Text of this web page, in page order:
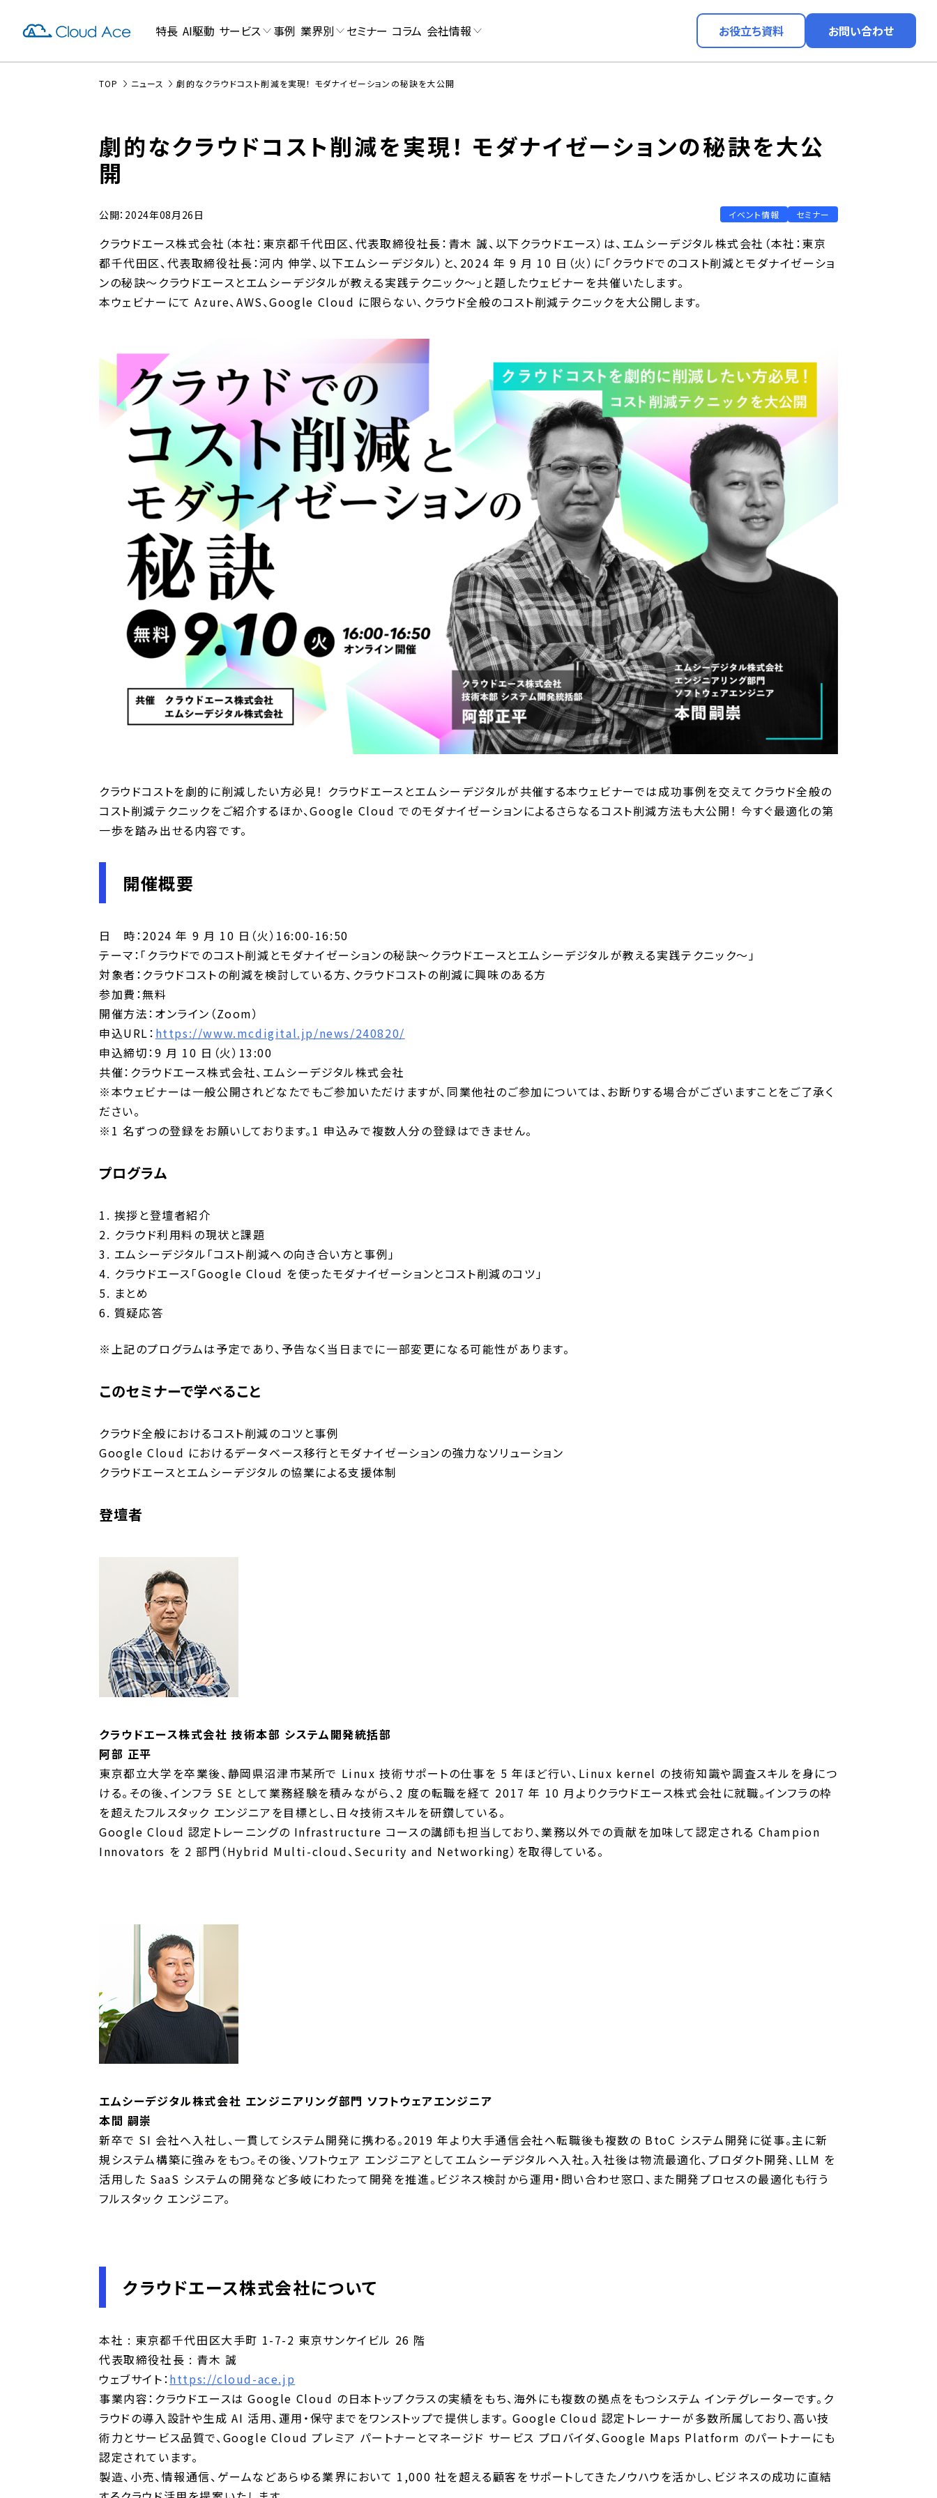
特長 AI駆動 サービス 事例 業界別 セミナー コラム 会社情報 お役立ち資料 お問い合わせ
TOP ニュース 劇的なクラウドコスト削減を実現！ モダナイゼーションの秘訣を大公開
劇的なクラウドコスト削減を実現！ モダナイゼーションの秘訣を大公
開
公開：2024年08月26日 イベント情報 セミナー
クラウドエース株式会社（本社：東京都千代田区、代表取締役社長：青木 誠、以下クラウドエース）は、エムシーデジタル株式会社（本社：東京
都千代田区、代表取締役社長：河内 伸学、以下エムシーデジタル）と、2024 年 9 月 10 日（火）に「クラウドでのコスト削減とモダナイゼーショ
ンの秘訣～クラウドエースとエムシーデジタルが教える実践テクニック～」と題したウェビナーを共催いたします。
本ウェビナーにて Azure、AWS、Google Cloud に限らない、クラウド全般のコスト削減テクニックを大公開します。
クラウドコストを劇的に削減したい方必見！ クラウドエースとエムシーデジタルが共催する本ウェビナーでは成功事例を交えてクラウド全般の
コスト削減テクニックをご紹介するほか、Google Cloud でのモダナイゼーションによるさらなるコスト削減方法も大公開！ 今すぐ最適化の第
一歩を踏み出せる内容です。
開催概要
日 時：2024 年 9 月 10 日（火）16:00-16:50
テーマ：「クラウドでのコスト削減とモダナイゼーションの秘訣～クラウドエースとエムシーデジタルが教える実践テクニック～」
対象者：クラウドコストの削減を検討している方、クラウドコストの削減に興味のある方
参加費：無料
開催方法：オンライン（Zoom）
申込URL： https://www.mcdigital.jp/news/240820/
申込締切：9 月 10 日（火）13:00
共催：クラウドエース株式会社、エムシーデジタル株式会社
※本ウェビナーは一般公開されどなたでもご参加いただけますが、同業他社のご参加については、お断りする場合がございますことをご了承く
ださい。
※1 名ずつの登録をお願いしております。1 申込みで複数人分の登録はできません。
プログラム
1. 挨拶と登壇者紹介
2. クラウド利用料の現状と課題
3. エムシーデジタル「コスト削減への向き合い方と事例」
4. クラウドエース「Google Cloud を使ったモダナイゼーションとコスト削減のコツ」
5. まとめ
6. 質疑応答
※上記のプログラムは予定であり、予告なく当日までに一部変更になる可能性があります。
このセミナーで学べること
クラウド全般におけるコスト削減のコツと事例
Google Cloud におけるデータベース移行とモダナイゼーションの強力なソリューション
クラウドエースとエムシーデジタルの協業による支援体制
登壇者
クラウドエース株式会社 技術本部 システム開発統括部
阿部 正平
東京都立大学を卒業後、静岡県沼津市某所で Linux 技術サポートの仕事を 5 年ほど行い、Linux kernel の技術知識や調査スキルを身につ
ける。その後、インフラ SE として業務経験を積みながら、2 度の転職を経て 2017 年 10 月よりクラウドエース株式会社に就職。インフラの枠
を超えたフルスタック エンジニアを目標とし、日々技術スキルを研鑽している。
Google Cloud 認定トレーニングの Infrastructure コースの講師も担当しており、業務以外での貢献を加味して認定される Champion
Innovators を 2 部門（Hybrid Multi-cloud、Security and Networking）を取得している。
エムシーデジタル株式会社 エンジニアリング部門 ソフトウェアエンジニア
本間 嗣崇
新卒で SI 会社へ入社し、一貫してシステム開発に携わる。2019 年より大手通信会社へ転職後も複数の BtoC システム開発に従事。主に新
規システム構築に強みをもつ。その後、ソフトウェア エンジニアとしてエムシーデジタルへ入社。入社後は物流最適化、プロダクト開発、LLM を
活用した SaaS システムの開発など多岐にわたって開発を推進。ビジネス検討から運用・問い合わせ窓口、また開発プロセスの最適化も行う
フルスタック エンジニア。
クラウドエース株式会社について
本社 : 東京都千代田区大手町 1-7-2 東京サンケイビル 26 階
代表取締役社長 : 青木 誠
ウェブサイト：https://cloud-ace.jp
事業内容：クラウドエースは Google Cloud の日本トップクラスの実績をもち、海外にも複数の拠点をもつシステム インテグレーターです。ク
ラウドの導入設計や生成 AI 活用、運用・保守までをワンストップで提供します。 Google Cloud 認定トレーナーが多数所属しており、高い技
術力とサービス品質で、Google Cloud プレミア パートナーとマネージド サービス プロバイダ、Google Maps Platform のパートナーにも
認定されています。
製造、小売、情報通信、ゲームなどあらゆる業界において 1,000 社を超える顧客をサポートしてきたノウハウを活かし、ビジネスの成功に直結